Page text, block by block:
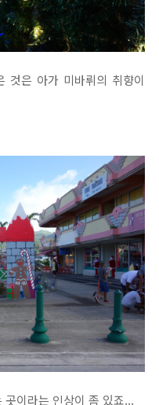
것은 아가 미바뤼의 취향이
이라는 인상이 좀 있죠...